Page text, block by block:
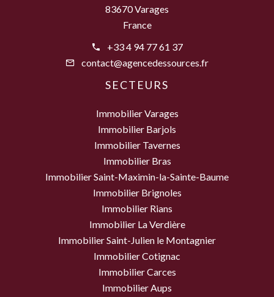
83670 Varages
France
+33 4 94 77 61 37
contact@agencedessources.fr
SECTEURS
Immobilier Varages
Immobilier Barjols
Immobilier Tavernes
Immobilier Bras
Immobilier Saint-Maximin-la-Sainte-Baume
Immobilier Brignoles
Immobilier Rians
Immobilier La Verdière
Immobilier Saint-Julien le Montagnier
Immobilier Cotignac
Immobilier Carces
Immobilier Aups